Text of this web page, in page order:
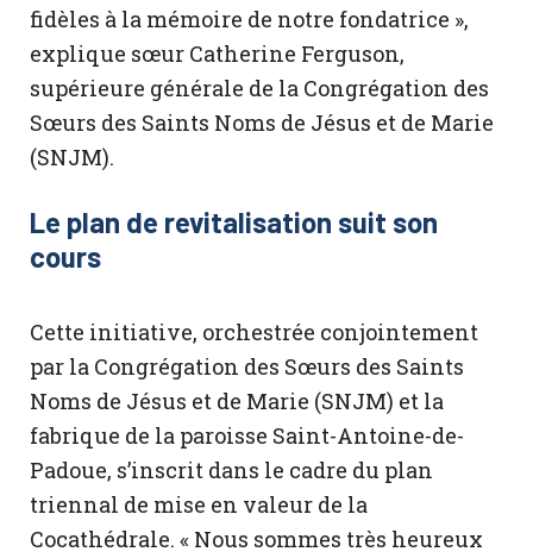
fidèles à la mémoire de notre fondatrice »,
explique sœur Catherine Ferguson,
supérieure générale de la Congrégation des
Sœurs des Saints Noms de Jésus et de Marie
(SNJM).
Le plan de revitalisation suit son
cours
Cette initiative, orchestrée conjointement
par la Congrégation des Sœurs des Saints
Noms de Jésus et de Marie (SNJM) et la
fabrique de la paroisse Saint-Antoine-de-
Padoue, s’inscrit dans le cadre du plan
triennal de mise en valeur de la
Cocathédrale. « Nous sommes très heureux